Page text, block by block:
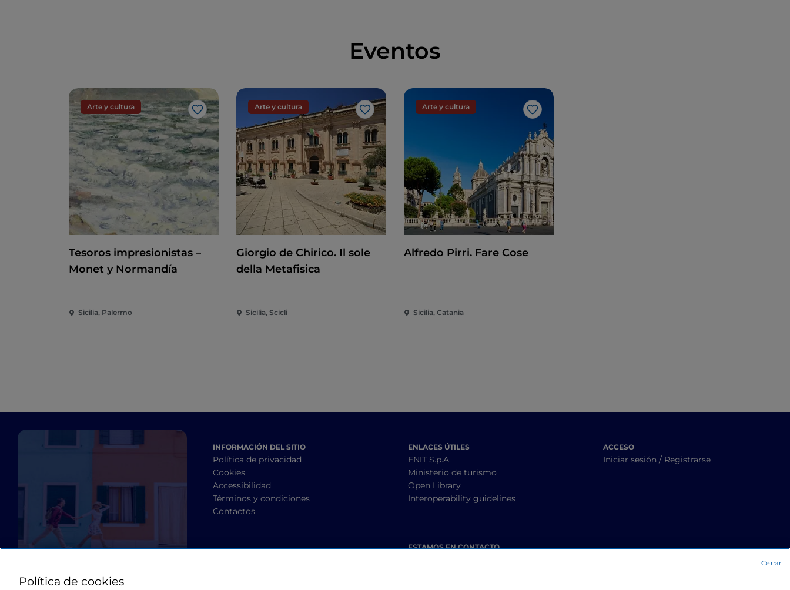
Eventos
Arte y cultura
Me gusta
Tesoros impresionistas –
Monet y Normandía
Sicilia, Palermo
Arte y cultura
Me gusta
Giorgio de Chirico. Il sole
della Metafisica
Sicilia, Scicli
Arte y cultura
Me gusta
Alfredo Pirri. Fare Cose
Sicilia, Catania
INFORMACIÓN DEL SITIO
Política de privacidad
Cookies
Accessibilidad
Términos y condiciones
Contactos
ENLACES ÚTILES
ENIT S.p.A.
Ministerio de turismo
Open Library
Interoperability guidelines
ESTAMOS EN CONTACTO
ACCESO
Iniciar sesión / Registrarse
Política de cookies
Cerrar